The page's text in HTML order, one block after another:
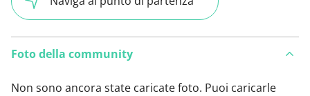
Foto della community
Non sono ancora state caricate foto. Puoi caricarle